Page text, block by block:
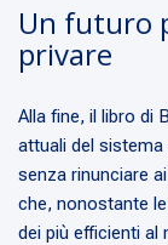
Un futuro
privare
Alla fine, il libro di
attuali del
senza rinunciare
che, nonostante
dei più efficienti al